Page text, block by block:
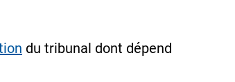
du tribunal dont dépend